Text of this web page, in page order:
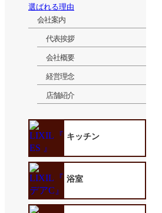
選ばれる理由
会社案内
代表挨拶
会社概要
経営理念
店舗紹介
キッチン
浴室